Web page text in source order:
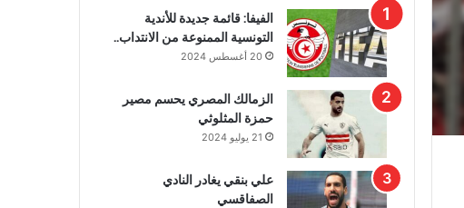
الفيفا: قائمة جديدة للأندية
التونسية الممنوعة من الانتداب..
20 أغسطس 2024
الزمالك المصري يحسم مصير
حمزة المثلوثي
21 يوليو 2024
علي بنقي يغادر النادي
الصفاقسي